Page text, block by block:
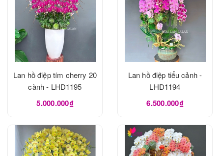
Lan hồ điệp tím cherry 20
cành - LHD1195
5.000.000₫
Lan hồ điệp tiểu cảnh -
LHD1194
6.500.000₫